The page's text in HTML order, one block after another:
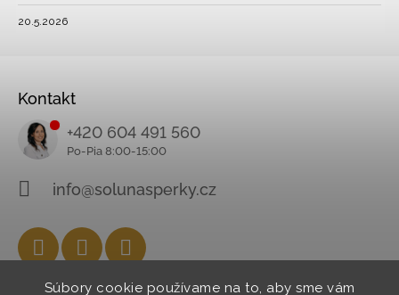
Súbory cookie používame na to, aby sme vám
20.5.2026
Kontakt
+420 604 491 560
info@solunasperky.cz